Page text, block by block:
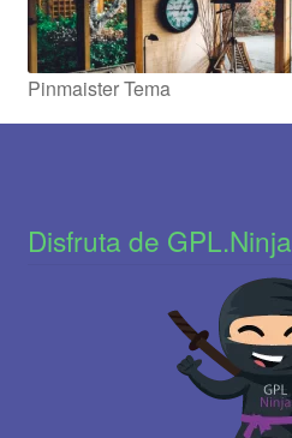
Pinmaister Tema
Disfruta de GPL.Ninja